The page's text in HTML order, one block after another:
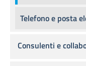
Telefono e posta
Consulenti e